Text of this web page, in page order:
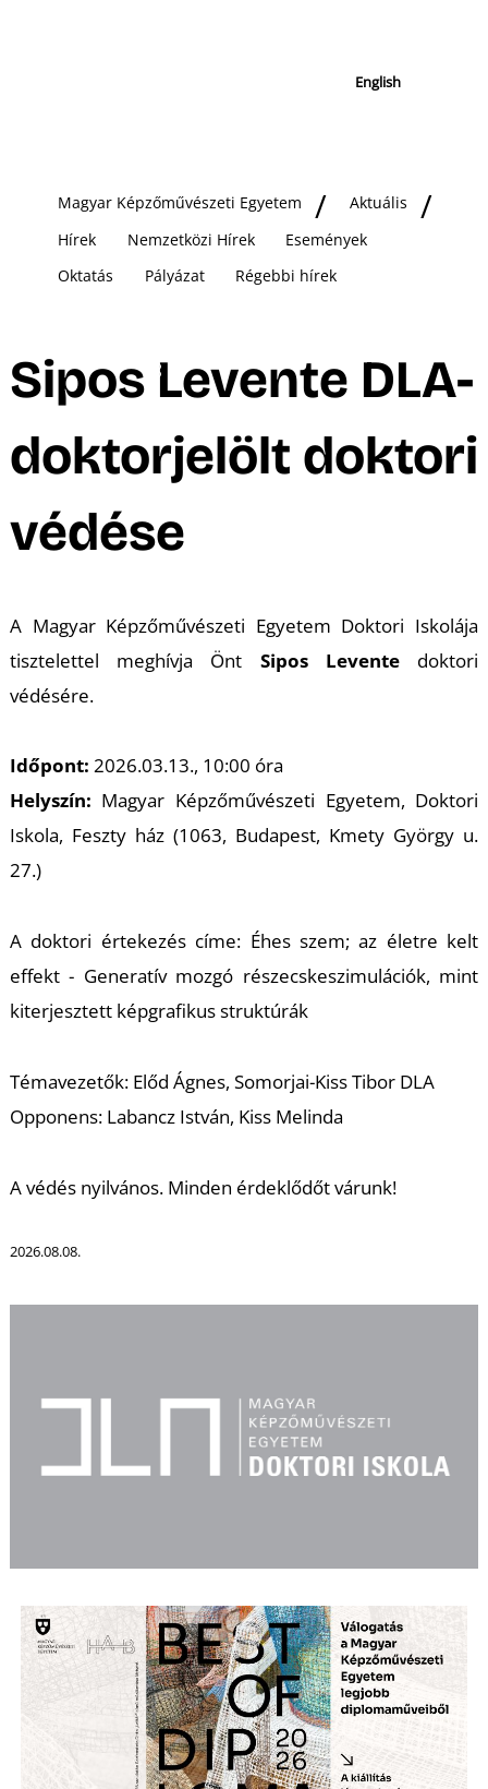
English
Magyar Képzőművészeti Egyetem
Aktuális
Hírek
Nemzetközi Hírek
Események
Oktatás
Pályázat Régebbi hírek
Sipos Levente DLA-
doktorjelölt doktori
védése
A Magyar Képzőművészeti Egyetem Doktori Iskolája
tisztelettel meghívja Önt Sipos Leventedoktori
védésére.
Időpont: 2026.03.13., 10:00 óra
Helyszín: Magyar Képzőművészeti Egyetem, Doktori
Iskola, Feszty ház (1063, Budapest, Kmety György u.
27.)
A doktori értekezés címe: Éhes szem; az életre kelt
effekt - Generatív mozgó részecskeszimulációk, mint
kiterjesztett képgrafikus struktúrák
Témavezetők: Előd Ágnes, Somorjai-Kiss Tibor DLA
Opponens: Labancz István, Kiss Melinda
A védés nyilvános. Minden érdeklődőt várunk!
2026.08.08.